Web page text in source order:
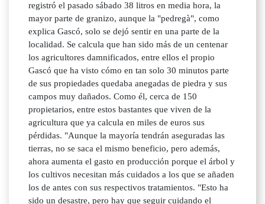
registró el pasado sábado 38 litros en media hora, la
mayor parte de granizo, aunque la "pedregà", como
explica Gascó, solo se dejó sentir en una parte de la
localidad. Se calcula que han sido más de un centenar
los agricultores damnificados, entre ellos el propio
Gascó que ha visto cómo en tan solo 30 minutos parte
de sus propiedades quedaba anegadas de piedra y sus
campos muy dañados. Como él, cerca de 150
propietarios, entre estos bastantes que viven de la
agricultura que ya calcula en miles de euros sus
pérdidas. "Aunque la mayoría tendrán aseguradas las
tierras, no se saca el mismo beneficio, pero además,
ahora aumenta el gasto en producción porque el árbol y
los cultivos necesitan más cuidados a los que se añaden
los de antes con sus respectivos tratamientos. "Esto ha
sido un desastre, pero hay que seguir cuidando el